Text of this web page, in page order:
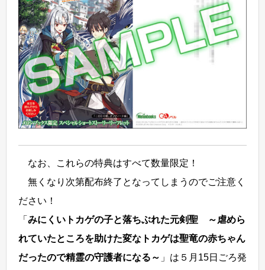
なお、これらの特典はすべて数量限定！
無くなり次第配布終了となってしまうのでご注意く
ださい！
「 みにくいトカゲの子と落ちぶれた元剣聖 ～虐めら
れていたところを助けた変なトカゲは聖竜の赤ちゃん
だったので精霊の守護者になる～ 」は５月15日ごろ発